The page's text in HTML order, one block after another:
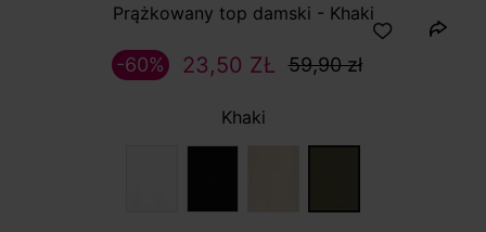
Prążkowany top damski - Khaki
23,50 ZŁ 59,90 zł
-60%
Khaki